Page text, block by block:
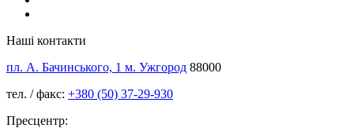
Наші контакти
пл. А. Бачинського, 1 м. Ужгород 88000
тел. / факс: +380 (50) 37-29-930
Пресцентр: